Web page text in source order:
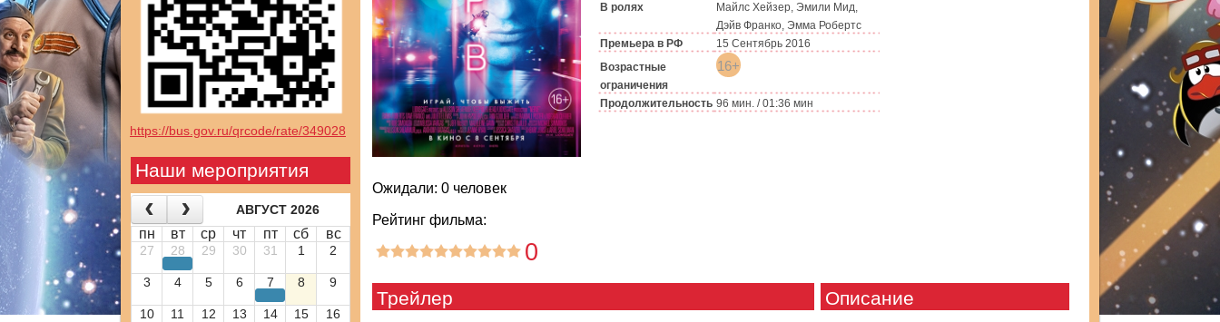
https://bus.gov.ru/qrcode/rate/349028
Наши мероприятия
АВГУСТ 2026
пн вт ср чт пт сб вс
27 28 29 30 31 1 2
3 4 5 6 7 8 9
10 11 12 13 14 15
16
В ролях
Майлс Хейзер, Эмили Мид,
Дэйв Франко, Эмма Робертс
Премьера в РФ
15 Сентябрь 2016
Возрастные
ограничения
16+
Продолжительность 96 мин. / 01:36 мин
Ожидали: 0 человек
Рейтинг фильма:
0
Трейлер Описание